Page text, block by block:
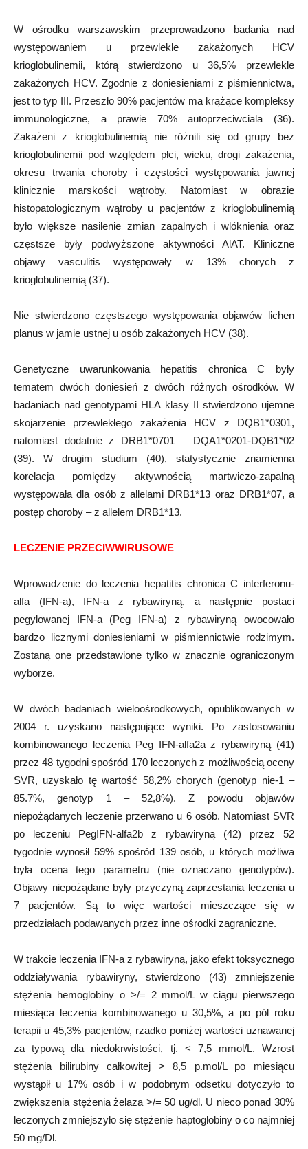
W ośrodku warszawskim przeprowadzono badania nad
występowaniem u przewlekle zakażonych HCV
krioglobulinemii, którą stwierdzono u 36,5% przewlekle
zakażonych HCV. Zgodnie z doniesieniami z piśmiennictwa,
jest to typ III. Przeszło 90% pacjentów ma krążące kompleksy
immunologiczne, a prawie 70% autoprzeciwciala (36).
Zakażeni z krioglobulinemią nie różnili się od grupy bez
krioglobulinemii pod względem płci, wieku, drogi zakażenia,
okresu trwania choroby i częstości występowania jawnej
klinicznie marskości wątroby. Natomiast w obrazie
histopatologicznym wątroby u pacjentów z krioglobulinemią
było większe nasilenie zmian zapalnych i wlóknienia oraz
częstsze były podwyższone aktywności AlAT. Kliniczne
objawy vasculitis występowały w 13% chorych z
krioglobulinemią (37).
Nie stwierdzono częstszego występowania objawów lichen
planus w jamie ustnej u osób zakażonych HCV (38).
Genetyczne uwarunkowania hepatitis chronica C były
tematem dwóch doniesień z dwóch różnych ośrodków. W
badaniach nad genotypami HLA klasy II stwierdzono ujemne
skojarzenie przewlekłego zakażenia HCV z DQB1*0301,
natomiast dodatnie z DRB1*0701 – DQA1*0201-DQB1*02
(39). W drugim studium (40), statystycznie znamienna
korelacja pomiędzy aktywnością martwiczo-zapalną
występowała dla osób z allelami DRB1*13 oraz DRB1*07, a
postęp choroby – z allelem DRB1*13.
LECZENIE PRZECIWWIRUSOWE
Wprowadzenie do leczenia hepatitis chronica C interferonu-
alfa (IFN-a), IFN-a z rybawiryną, a następnie postaci
pegylowanej IFN-a (Peg IFN-a) z rybawiryną owocowało
bardzo licznymi doniesieniami w piśmiennictwie rodzimym.
Zostaną one przedstawione tylko w znacznie ograniczonym
wyborze.
W dwóch badaniach wieloośrodkowych, opublikowanych w
2004 r. uzyskano następujące wyniki. Po zastosowaniu
kombinowanego leczenia Peg IFN-alfa2a z rybawiryną (41)
przez 48 tygodni spośród 170 leczonych z możliwością oceny
SVR, uzyskało tę wartość 58,2% chorych (genotyp nie-1 –
85.7%, genotyp 1 – 52,8%). Z powodu objawów
niepożądanych leczenie przerwano u 6 osób. Natomiast SVR
po leczeniu PegIFN-alfa2b z rybawiryną (42) przez 52
tygodnie wynosił 59% spośród 139 osób, u których możliwa
była ocena tego parametru (nie oznaczano genotypów).
Objawy niepożądane były przyczyną zaprzestania leczenia u
7 pacjentów. Są to więc wartości mieszczące się w
przedziałach podawanych przez inne ośrodki zagraniczne.
W trakcie leczenia IFN-a z rybawiryną, jako efekt toksycznego
oddziaływania rybawiryny, stwierdzono (43) zmniejszenie
stężenia hemoglobiny o >/= 2 mmol/L w ciągu pierwszego
miesiąca leczenia kombinowanego u 30,5%, a po pól roku
terapii u 45,3% pacjentów, rzadko poniżej wartości uznawanej
za typową dla niedokrwistości, tj. < 7,5 mmol/L. Wzrost
stężenia bilirubiny całkowitej > 8,5 p.mol/L po miesiącu
wystąpił u 17% osób i w podobnym odsetku dotyczyło to
zwiększenia stężenia żelaza >/= 50 ug/dl. U nieco ponad 30%
leczonych zmniejszyło się stężenie haptoglobiny o co najmniej
50 mg/Dl.